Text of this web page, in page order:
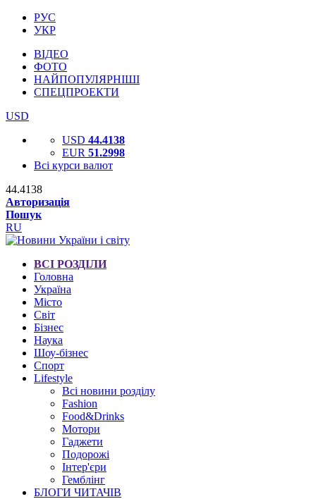
РУС
УКР
ВІДЕО
ФОТО
НАЙПОПУЛЯРНІШІ
СПЕЦПРОЕКТИ
USD
USD 44.4138
EUR 51.2998
Всі курси валют
44.4138
Авторизація
Пошук
RU
ВСІ РОЗДІЛИ
Головна
Україна
Місто
Світ
Бізнес
Наука
Шоу-бізнес
Спорт
Lifestyle
Всі новини розділу
Fashion
Food&Drinks
Мотори
Гаджети
Подорожі
Інтер'єри
Гемблінг
БЛОГИ ЧИТАЧІВ